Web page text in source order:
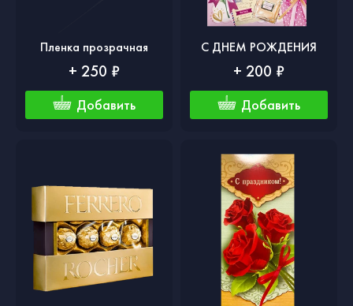
Пленка прозрачная
+ 250 ₽
Добавить
С ДНЕМ РОЖДЕНИЯ
+ 200 ₽
Добавить